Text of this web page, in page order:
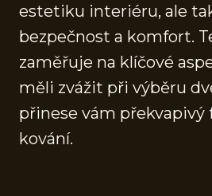
estetiku interiéru, ale
bezpečnost a komfort.
zaměřuje na klíčové
měli zvážit při výběru
přinese vám
kování.